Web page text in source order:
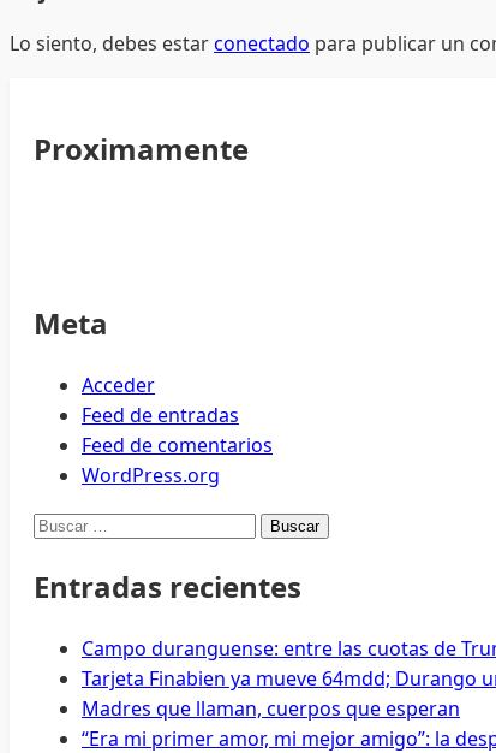
Lo siento, debes estarconectado para publicar un
Proximamente
Meta
Acceder
Feed de entradas
Feed de comentarios
WordPress.org
Buscar:
Entradas recientes
Campo duranguense: entre las cuotas de
Tarjeta Finabien ya mueve 64mdd; Durango
Madres que llaman, cuerpos que esperan
“Era mi primer amor, mi mejor amigo”: la